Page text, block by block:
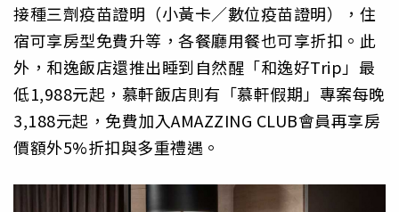
接種三劑疫苗證明（小黃卡／數位疫苗證明），住
宿可享房型免費升等，各餐廳用餐也可享折扣。此
外，和逸飯店還推出睡到自然醒「和逸好Trip」最
低1,988元起，慕軒飯店則有「慕軒假期」專案每晚
3,188元起，免費加入AMAZZING CLUB會員再享房
價額外5%折扣與多重禮遇。